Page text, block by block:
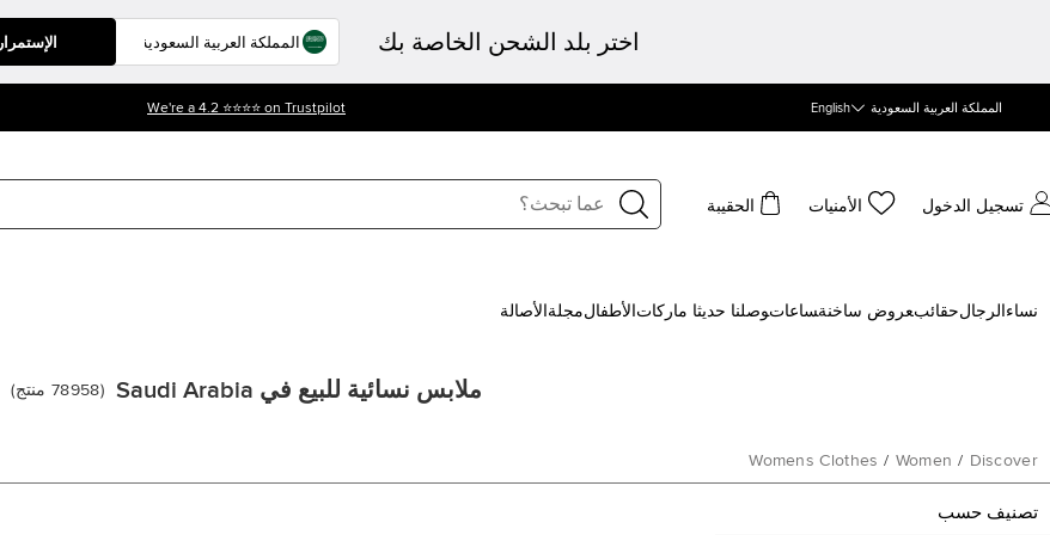
اختر بلد الشحن الخاصة بك الإستمرار
المملكة العربية السعودية English أحصل على خصم %10 على أول طلب لك. إستعمل الرمز - WELCOME10
تسجيل الدخول الأمنيات الحقيبة
نساء الرجالحقائب‍عروض ساخنة‍ساعات‍وصلنا حديثا ‍ ماركات الأطفالمجلة الأصالة
ملابس نسائية للبيع في Saudi Arabia (
78958 منتج)
Discover
/
Women
/
Womens Clothes
تصنيف حسب